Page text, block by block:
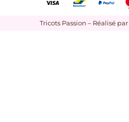
Tricots Passion – Réalisé par